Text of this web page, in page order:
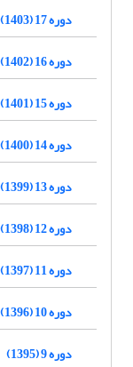
دوره 17 (1403)
دوره 16 (1402)
دوره 15 (1401)
دوره 14 (1400)
دوره 13 (1399)
دوره 12 (1398)
دوره 11 (1397)
دوره 10 (1396)
دوره 9 (1395)